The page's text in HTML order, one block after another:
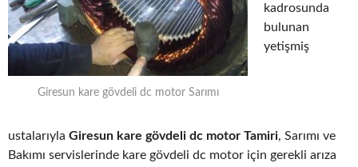
Giresun kare gövdeli dc motor Sarımı
kadrosunda
bulunan
yetişmiş
ustalarıyla Giresun kare gövdeli dc motor Tamiri, Sarımı ve
Bakımı servislerinde kare gövdeli dc motor için gerekli arıza